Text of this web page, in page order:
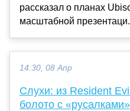
рассказал о планах
масштабной
14:30, 08 Апр
Слухи: из Resident
болото с